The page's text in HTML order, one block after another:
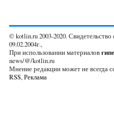
© kotlin.ru 2003-2020.
09.02.2004г.,
При использовании материалов
news/@/kotlin.ru
Мнение редакции может не всегда
RSS,Реклама